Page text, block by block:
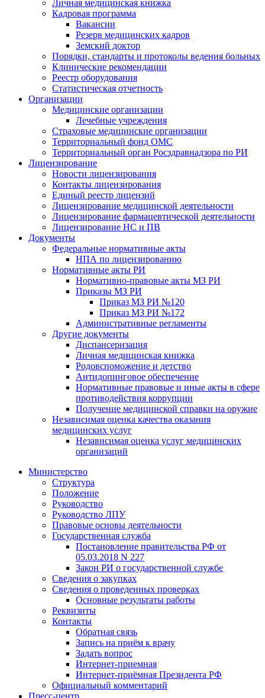
Личная медицинская книжка
Кадровая программа
Вакансии
Резерв медицинских кадров
Земский доктор
Порядки, стандарты и протоколы ведения больных
Клинические рекомендации
Реестр оборудования
Статистическая отчетность
Организации
Медицинские организации
Лечебные учреждения
Страховые медицинские организации
Территориальный фонд ОМС
Территориальный орган Росздравнадзора по РИ
Лицензирование
Новости лицензирования
Контакты лицензирования
Единый реестр лицензий
Лицензирование медицинской деятельности
Лицензирование фармацевтической деятельности
Лицензирование НС и ПВ
Документы
Федеральные нормативные акты
НПА по лицензированию
Нормативные акты РИ
Нормативно-правовые акты МЗ РИ
Приказы МЗ РИ
Приказ МЗ РИ №120
Приказ МЗ РИ №172
Административные регламенты
Другие документы
Диспансеризация
Личная медицинская книжка
Родовспоможение и детство
Антидопинговое обеспечение
Нормативные правовые и иные акты в сфере
противодействия коррупции
Получение медицинской справки на оружие
Независимая оценка качества оказания
медицинских услуг
Независимая оценка услуг медицинскиx
организаций
Министерство
Структура
Положение
Руководство
Руководство ЛПУ
Правовые основы деятельности
Государственная служба
Постановление правительства РФ от
05.03.2018 N 227
Закон РИ о государственной службе
Сведения о закупках
Сведения о проведенных проверках
Основные результаты работы
Реквизиты
Контакты
Обратная связь
Запись на приём к врачу
Задать вопрос
Интернет-приемная
Интернет-приёмная Президента РФ
Официальный комментарий
Пресс-центр